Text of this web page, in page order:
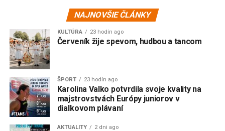
NAJNOVŠIE ČLÁNKY
KULTÚRA 23 hodín ago
Červeník žije spevom, hudbou a tancom
ŠPORT 23 hodín ago
Karolina Valko potvrdila svoje kvality na
majstrovstvách Európy juniorov v
diaľkovom plávaní
AKTUALITY 2 dni ago